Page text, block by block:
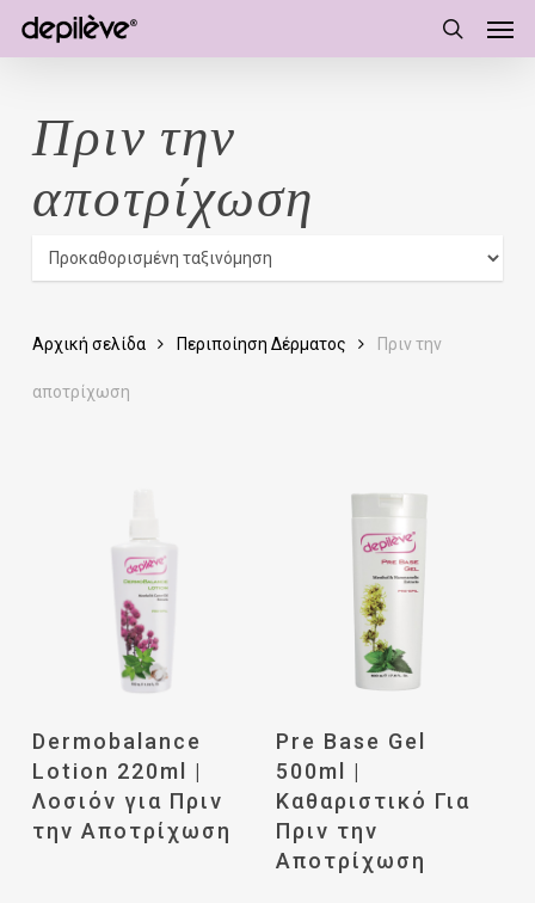
search
Πριν την
αποτρίχωση
Αρχική σελίδα Περιποίηση Δέρματος Πριν την
αποτρίχωση
Διαβάστε
Περισσότερα
Dermobalance
Lotion 220ml |
Λοσιόν για Πριν
την Αποτρίχωση
Διαβάστε
Περισσότερα
Pre Base Gel
500ml |
Καθαριστικό Για
Πριν την
Αποτρίχωση